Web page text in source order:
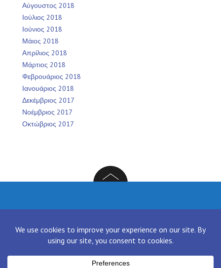
Αύγουστος 2018
Ιούλιος 2018
Ιούνιος 2018
Μάιος 2018
Απρίλιος 2018
Μάρτιος 2018
Φεβρουάριος 2018
Ιανουάριος 2018
Δεκέμβριος 2017
Νοέμβριος 2017
Οκτώβριος 2017